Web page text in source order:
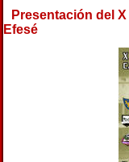
Presentación del
Efesé